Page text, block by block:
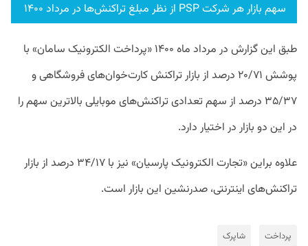
سهم بازار هر شرکت PSP از نظر مبلغ تراکنش‌ها در مرداد ۱۴۰۰
طبق این گزارش در مرداد ماه ۱۴۰۰ «پرداخت الکترونیک سامان» با
پوشش ۲۰/۷۱ درصد از بازار تراکنش کارت‌خوان‌های فروشگاهی و
۳۵/۳۷ درصد از سهم تعدادی تراکنش‌های موبایلی بالاترین سهم را
در این دو بازار در اختیار دارد.
علاوه براین «تجارت الکترونیک پارسیان» نیز با ۳۴/۱۷ درصد از بازار
تراکنش‌های اینترنتی، صدرنشین این بازار است.
پرداخت شاپرک